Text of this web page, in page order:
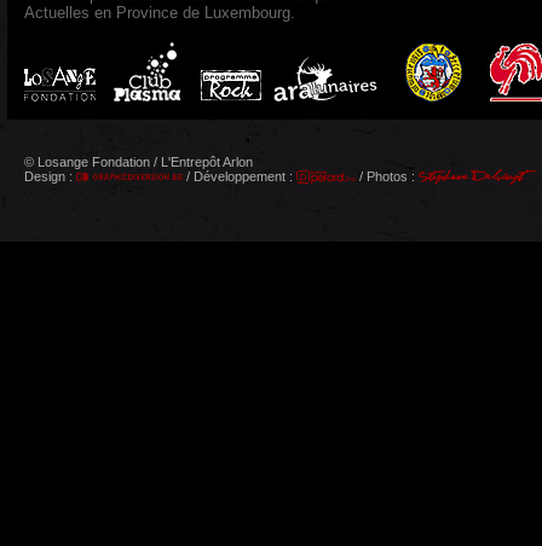
Actuelles en Province de Luxembourg.
© Losange Fondation / L'Entrepôt Arlon
Design :
/ Développement : / Photos :